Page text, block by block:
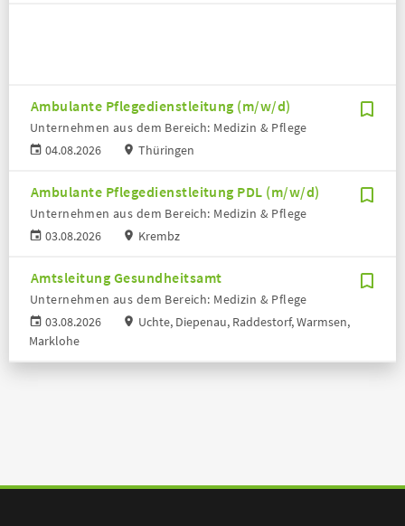
Ambulante Pflegedienstleitung (m/w/d)
04.08.2026
Unternehmen aus dem Bereich: Medizin & Pflege
Thüringen
Ambulante Pflegedienstleitung PDL (m/w/d)
03.08.2026
Unternehmen aus dem Bereich: Medizin & Pflege
Krembz
Amtsleitung Gesundheitsamt
03.08.2026
Unternehmen aus dem Bereich: Medizin & Pflege
Uchte, Diepenau, Raddestorf, Warmsen,
Marklohe